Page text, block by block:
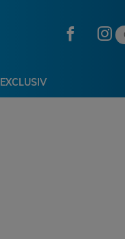
EXCLUSIV